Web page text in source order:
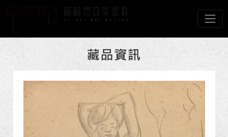
跳到主要內容
嘉義市立美術館